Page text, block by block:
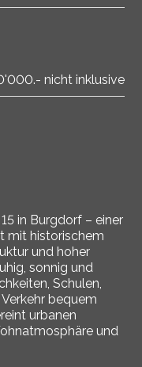
in Burgdorf – einer
mit historischem
und hoher
sonnig und
Schulen,
bequem
urbanen
und
nicht inklusive